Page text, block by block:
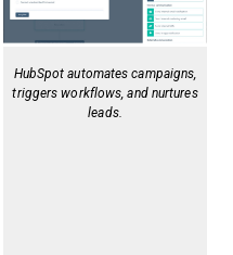
HubSpot automates campaigns,
triggers workflows, and nurtures
leads.